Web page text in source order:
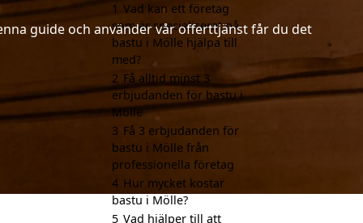
guide och använder vår offerttjänst får du det
1 Vad kan ett företag
som är specialiserat på
bastu i Mölle hjälpa till
med?
2 Få alltid minst 3
erbjudanden för bastu i
Mölle
3 Få 3 erbjudanden för
bastu i Mölle från
professionella företag
4 Hur mycket kostar
bastu i Mölle?
5 Vad hjälper till att